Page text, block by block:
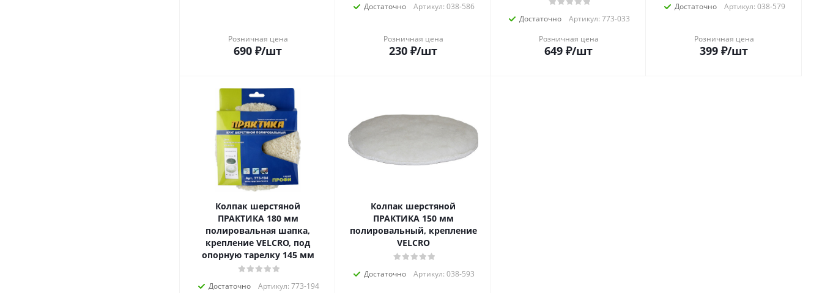
Розничная цена
690 ₽/шт
Достаточно Артикул: 038-586
Розничная цена
230 ₽/шт
Достаточно
Артикул: 773-033
Розничная цена
649 ₽/шт
Достаточно Артикул: 038-579
Розничная цена
399 ₽/шт
Колпак шерстяной
ПРАКТИКА 180 мм
полировальная шапка,
крепление VELCRO, под
опорную тарелку 145 мм
Достаточно
Артикул: 773-194
Колпак шерстяной
ПРАКТИКА 150 мм
полировальный, крепление
VELCRO
Достаточно Артикул: 038-593